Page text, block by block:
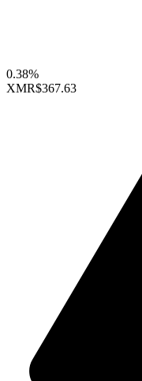
0.38%
XMR$367.63